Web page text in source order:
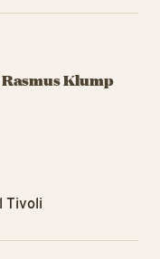
Klump
Tivoli